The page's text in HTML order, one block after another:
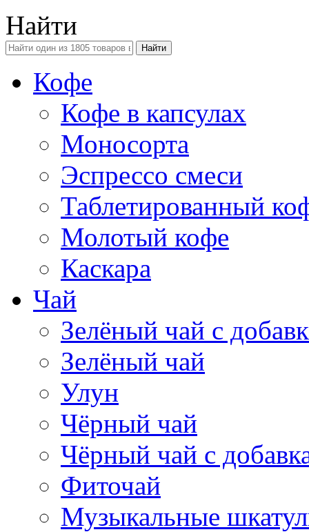
Найти
Кофе
Кофе в капсулах
Моносорта
Эспрессо смеси
Таблетированный
Молотый кофе
Каскара
Чай
Зелёный чай с
Зелёный чай
Улун
Чёрный чай
Чёрный чай с
Фиточай
Музыкальные